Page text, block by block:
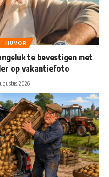
HUMOR
te bevestigen met
op vakantiefoto
2026